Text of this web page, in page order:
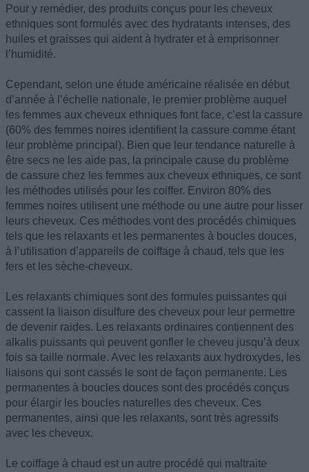
Pour y remédier, des produits conçus pour les cheveux
ethniques sont formulés avec des hydratants intenses, des
huiles et graisses qui aident à hydrater et à emprisonner
l’humidité.
Cependant, selon une étude américaine réalisée en début
d’année à l’échelle nationale, le premier problème auquel
les femmes aux cheveux ethniques font face, c’est la cassure
(60% des femmes noires identifient la cassure comme étant
leur problème principal). Bien que leur tendance naturelle à
être secs ne les aide pas, la principale cause du problème
de cassure chez les femmes aux cheveux ethniques, ce sont
les méthodes utilisés pour les coiffer. Environ 80% des
femmes noires utilisent une méthode ou une autre pour lisser
leurs cheveux. Ces méthodes vont des procédés chimiques
tels que les relaxants et les permanentes à boucles douces,
à l’utilisation d’appareils de coiffage à chaud, tels que les
fers et les sèche-cheveux.
Les relaxants chimiques sont des formules puissantes qui
cassent la liaison disulfure des cheveux pour leur permettre
de devenir raides. Les relaxants ordinaires contiennent des
alkalis puissants qui peuvent gonfler le cheveu jusqu’à deux
fois sa taille normale. Avec les relaxants aux hydroxydes, les
liaisons qui sont cassés le sont de façon permanente. Les
permanentes à boucles douces sont des procédés conçus
pour élargir les boucles naturelles des cheveux. Ces
permanentes, ainsi que les relaxants, sont très agressifs
avec les cheveux.
Le coiffage à chaud est un autre procédé qui maltraite